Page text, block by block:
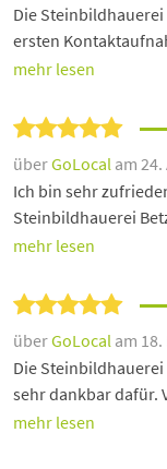
Die
ersten
mehr lesen
überGoLocal am
Ich bin sehr
Steinbildhauerei
mehr lesen
überGoLocal am
Die
sehr dankbar dafür.
mehr lesen